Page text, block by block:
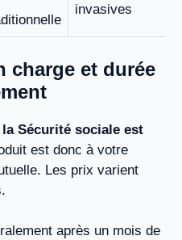
invasives
charge et durée
Sécurité sociale est
est donc à votre
Les prix varient
après un mois de